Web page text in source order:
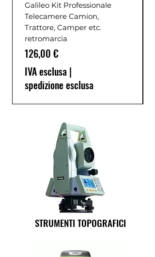
Galileo Kit Professionale
Telecamere Camion,
Trattore, Camper etc.
retromarcia
Prezzo
126,00 €
IVA esclusa |
spedizione esclusa
STRUMENTI TOPOGRAFICI